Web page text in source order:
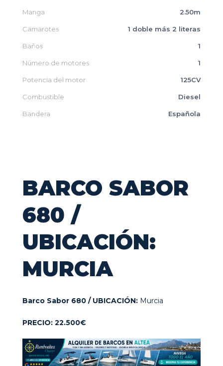
Manga 2.50m
Camarotes 1 doble más 2 literas
Baños 1
Número de motores 1
Potencia del motor 125CV
Combustible Diesel
Bandera Española
BARCO SABOR
680 /
UBICACIÓN:
MURCIA
Barco Sabor 680 / UBICACIÓN: Murcia
PRECIO: 22.500€